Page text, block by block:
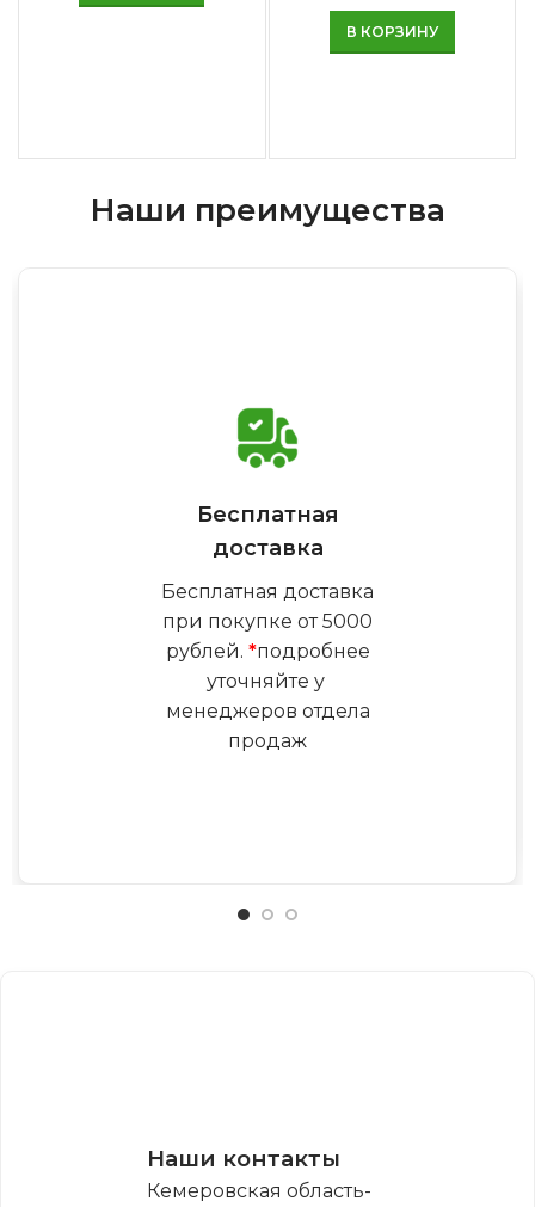
В КОРЗИНУ
Наши преимущества
Бесплатная
доставка
Бесплатная доставка
при покупке от 5000
рублей. *подробнее
уточняйте у
менеджеров отдела
продаж
Наши контакты
Кемеровская область-